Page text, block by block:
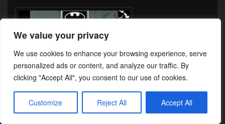
We value your privacy
We use cookies to enhance your browsing experience, serve
personalized ads or content, and analyze our traffic. By
clicking "Accept All", you consent to our use of cookies.
Customize Reject All Accept All